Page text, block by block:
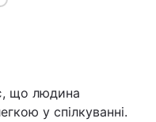
що людина
у спілкуванні.